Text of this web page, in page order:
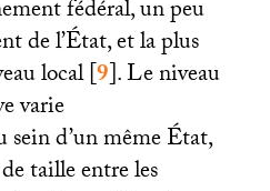
fédéral, un peu
de l’État, et la plus
local[9]. Le niveau
varie
sein d’un même État,
taille entre les